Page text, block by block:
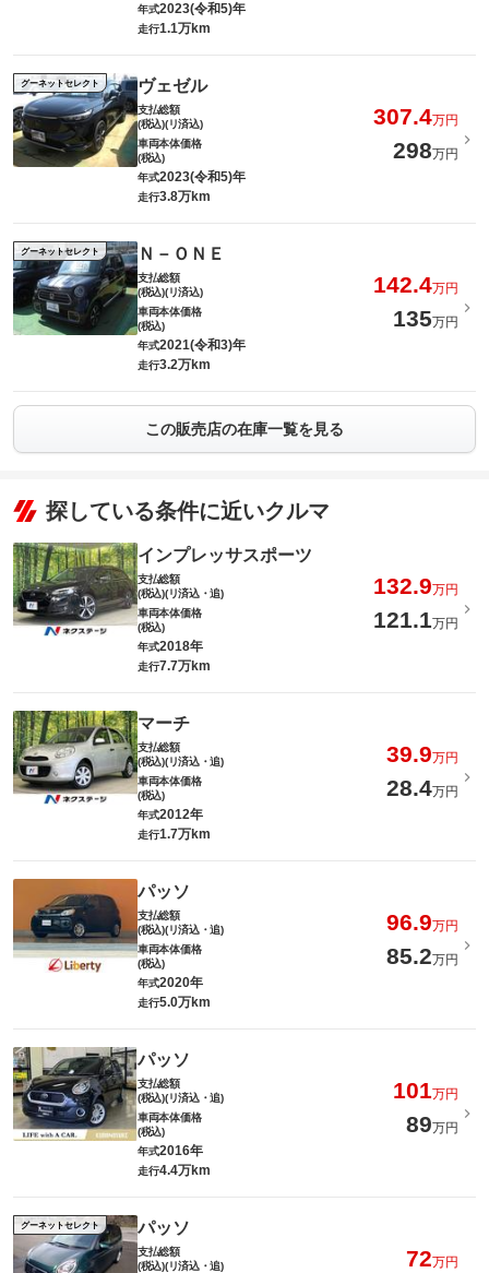
年式2023(令和5)年
走行1.1万km
グーネットセレクト ヴェゼル
支払総額
(税込)(リ済込)
307.4万円
車両本体価格
(税込)
298万円
年式2023(令和5)年
走行3.8万km
グーネットセレクト Ｎ－ＯＮＥ
支払総額
(税込)(リ済込)
142.4万円
車両本体価格
(税込)
135万円
年式2021(令和3)年
走行3.2万km
この販売店の在庫一覧を見る
探している条件に近いクルマ
インプレッサスポーツ
支払総額
(税込)(リ済込・追)
132.9万円
車両本体価格
(税込)
121.1万円
年式2018年
走行7.7万km
マーチ
支払総額
(税込)(リ済込・追)
39.9万円
車両本体価格
(税込)
28.4万円
年式2012年
走行1.7万km
パッソ
支払総額
(税込)(リ済込・追)
96.9万円
車両本体価格
(税込)
85.2万円
年式2020年
走行5.0万km
パッソ
支払総額
(税込)(リ済込・追)
101万円
車両本体価格
(税込)
89万円
年式2016年
走行4.4万km
グーネットセレクト パッソ
支払総額
(税込)(リ済込・追)
72万円